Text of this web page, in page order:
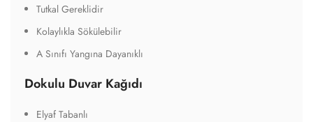
Tutkal Gereklidir
Kolaylıkla Sökülebilir
A Sınıfı Yangına Dayanıklı
Dokulu Duvar Kağıdı
Elyaf Tabanlı